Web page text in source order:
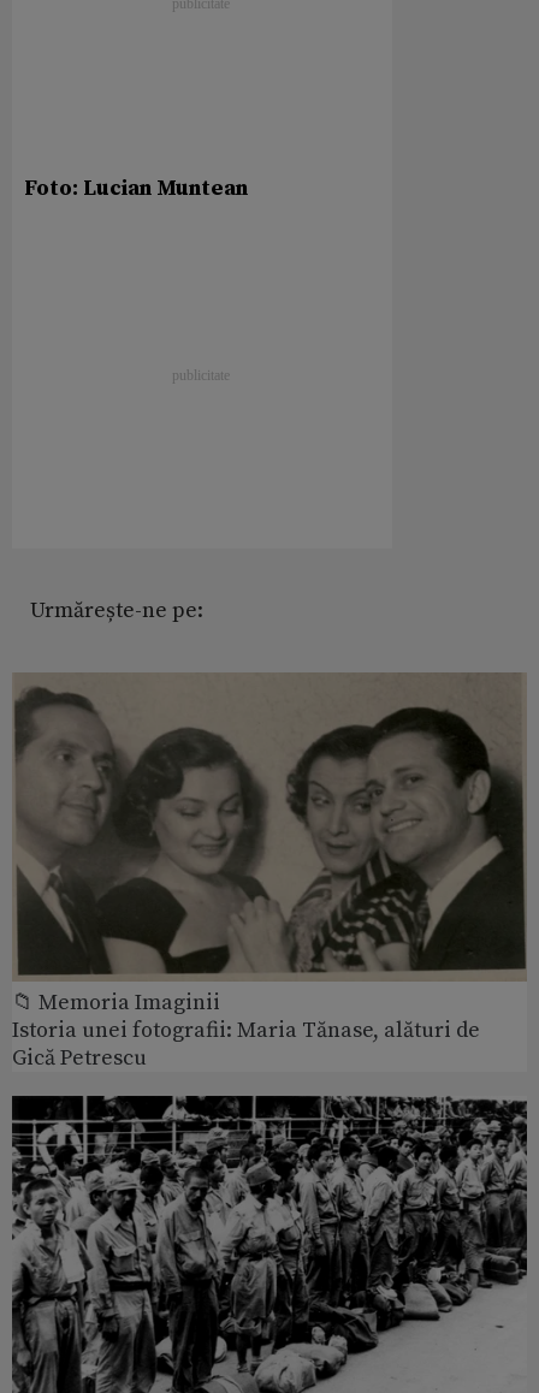
Foto: Lucian Muntean
Urmărește-ne pe:
📁 Memoria Imaginii
Istoria unei fotografii: Maria Tănase, alături de
Gică Petrescu